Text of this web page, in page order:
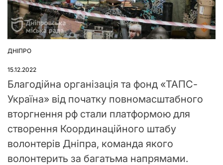
ОПУБЛІКУВАТИ
ДНІПРО
15.12.2022
Благодійна організація та фонд «ТАПС-
Україна» від початку повномасштабного
вторгнення рф стали платформою для
створення Координаційного штабу
волонтерів Дніпра, команда якого
волонтерить за багатьма напрямами.